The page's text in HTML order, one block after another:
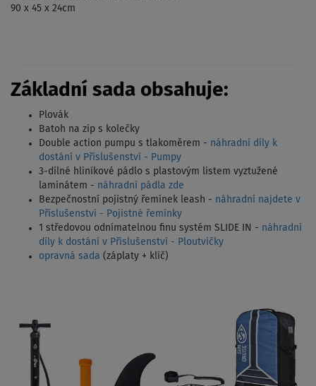
90 x 45 x 24cm
Základní sada obsahuje:
Plovák
Batoh na zip s kolečky
Double action pumpu s tlakoměrem - náhradní díly k
dostání v Příslušenství - Pumpy
3-dílné hliníkové pádlo s plastovým listem vyztužené
laminátem - náhradní pádla zde
Bezpečnostní pojistný řemínek leash - náhradní najdete v
Příslušenství - Pojistné řemínky
1 středovou odnímatelnou finu systém SLIDE IN - náhradní
díly k dostání v Příslušenství - Ploutvičky
opravná sada (záplaty + klíč)